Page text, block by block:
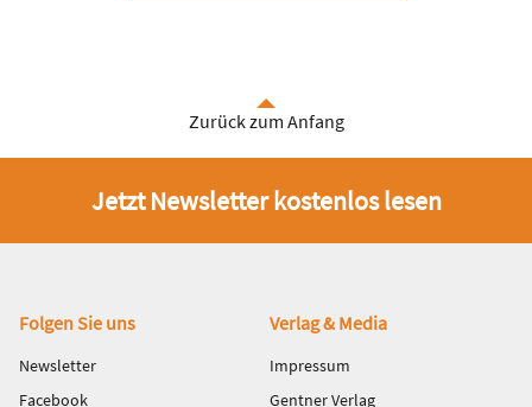
Zurück zum Anfang
Jetzt Newsletter kostenlos lesen
Fußbereich
Folgen Sie uns
Newsletter
Facebook
Verlag & Media
Impressum
Gentner Verlag